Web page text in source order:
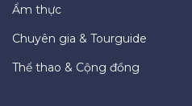
Ẩm thực
Chuyên gia & Tourguide
Thể thao & Cộng đồng